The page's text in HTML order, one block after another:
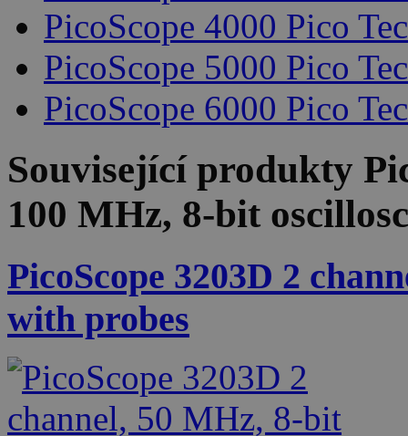
PicoScope 4000 Pico
PicoScope 5000 Pico
PicoScope 6000 Pico
Související produkty
100 MHz, 8-bit
PicoScope 3203D 2
with probes